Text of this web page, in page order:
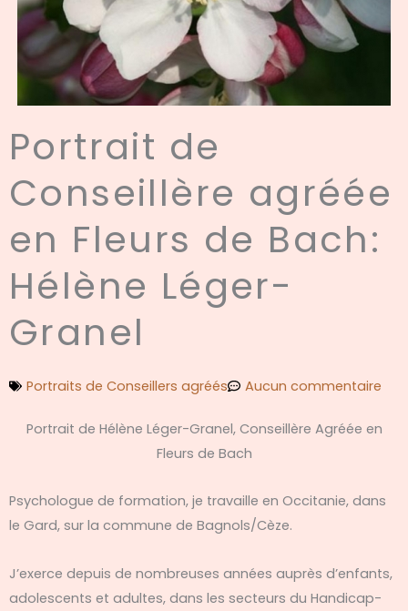
Portrait de
Conseillère agréée
en Fleurs de Bach:
Hélène Léger-
Granel
Portraits de Conseillers agréés Aucun commentaire
Portrait de Hélène Léger-Granel, Conseillère Agréée en
Fleurs de Bach
Psychologue de formation, je travaille en Occitanie, dans
le Gard, sur la commune de Bagnols/Cèze.
J’exerce depuis de nombreuses années auprès d’enfants,
adolescents et adultes, dans les secteurs du Handicap-